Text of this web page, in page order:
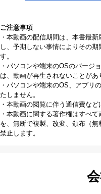
ご注意事項
・本動画の配信期間は、本書最
し、予期しない事情によりその
す。
・パソコンや端末のOSのバージ
は、動画が再生されないことがあ
・パソコンや端末のOS、アプリ
たしません。
・本動画の閲覧に伴う通信費など
・本動画に関する著作権はすべ
を、無断で複製、改変、頒布（
禁止します。